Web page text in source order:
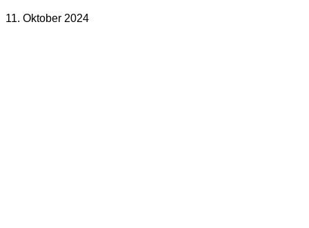
11. Oktober 2024